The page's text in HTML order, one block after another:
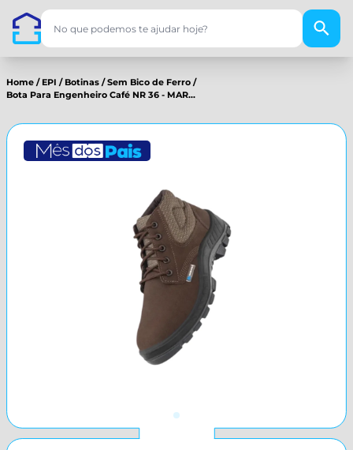
Home / EPI / Botinas /Sem Bico de Ferro /
Bota Para Engenheiro Café NR 36 - MAR...